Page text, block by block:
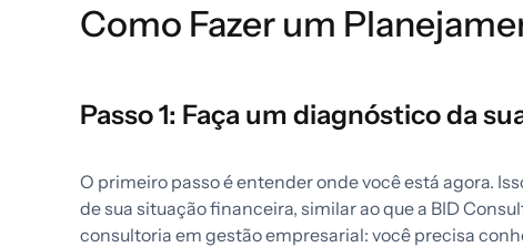
Como Fazer um
Passo 1: Faça um diagnóstico da
O primeiro passo é entender onde você está agora.
de sua situação financeira, similar ao que a BID
consultoria em gestão empresarial: você precisa